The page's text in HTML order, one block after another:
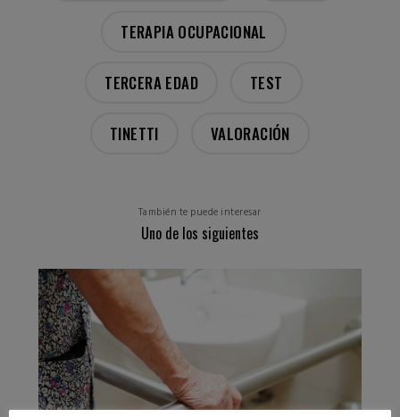
TERAPIA OCUPACIONAL
TERCERA EDAD TEST
TINETTI VALORACIÓN
También te puede interesar
Uno de los siguientes